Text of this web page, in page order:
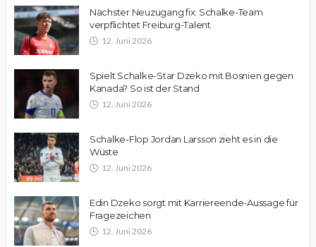
Nächster Neuzugang fix: Schalke-Team
verpflichtet Freiburg-Talent
12. Juni 2026
Spielt Schalke-Star Dzeko mit Bosnien gegen
Kanada? So ist der Stand
12. Juni 2026
Schalke-Flop Jordan Larsson zieht es in die
Wüste
12. Juni 2026
Edin Dzeko sorgt mit Karriereende-Aussage für
Fragezeichen
12. Juni 2026